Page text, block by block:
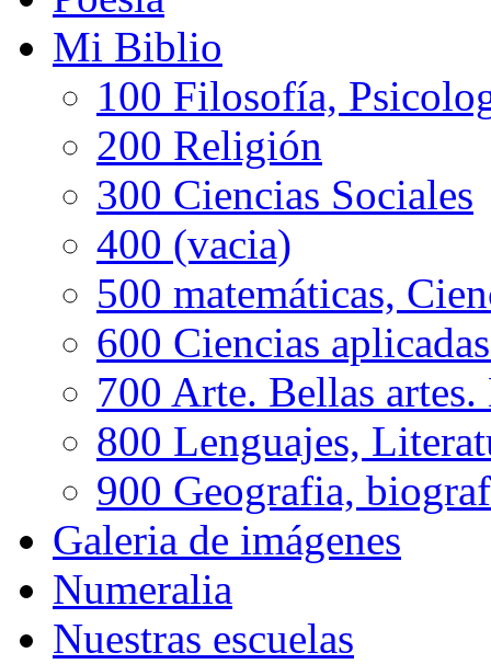
Mi Biblio
100 Filosofía,
200 Religión
300 Ciencias Sociales
400 (vacia)
500 matemáticas,
600 Ciencias
700 Arte. Bellas artes.
800 Lenguajes,
900 Geografia,
Galeria de imágenes
Numeralia
Nuestras escuelas